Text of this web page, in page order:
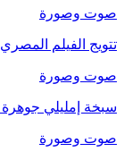
صوت وصورة
تتويج الفيلم
صوت وصورة
سبخة إمليلي جوهرة
صوت وصورة